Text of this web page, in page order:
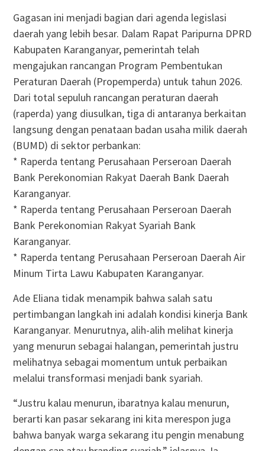
Gagasan ini menjadi bagian dari agenda legislasi
daerah yang lebih besar. Dalam Rapat Paripurna DPRD
Kabupaten Karanganyar, pemerintah telah
mengajukan rancangan Program Pembentukan
Peraturan Daerah (Propemperda) untuk tahun 2026.
Dari total sepuluh rancangan peraturan daerah
(raperda) yang diusulkan, tiga di antaranya berkaitan
langsung dengan penataan badan usaha milik daerah
(BUMD) di sektor perbankan:
* Raperda tentang Perusahaan Perseroan Daerah
Bank Perekonomian Rakyat Daerah Bank Daerah
Karanganyar.
* Raperda tentang Perusahaan Perseroan Daerah
Bank Perekonomian Rakyat Syariah Bank
Karanganyar.
* Raperda tentang Perusahaan Perseroan Daerah Air
Minum Tirta Lawu Kabupaten Karanganyar.
Ade Eliana tidak menampik bahwa salah satu
pertimbangan langkah ini adalah kondisi kinerja Bank
Karanganyar. Menurutnya, alih-alih melihat kinerja
yang menurun sebagai halangan, pemerintah justru
melihatnya sebagai momentum untuk perbaikan
melalui transformasi menjadi bank syariah.
“Justru kalau menurun, ibaratnya kalau menurun,
berarti kan pasar sekarang ini kita merespon juga
bahwa banyak warga sekarang itu pengin menabung